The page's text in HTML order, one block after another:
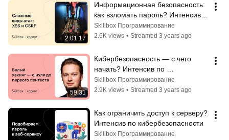
2:01:17
Информационная безопасность:
как взломать пароль? Интенсив
по кибербезопасности
Skillbox Программирование
2.6K views • Streamed 3 years ago
59:31
Кибербезопасность — с чего
начать? Интенсив по
кибербезопасности
Skillbox Программирование
2.9K views • Streamed 3 years ago
Как ограничить доступ к серверу?
Интенсив по кибербезопасности
Skillbox Программирование